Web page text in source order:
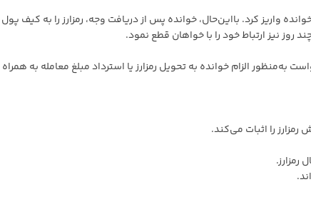
واریز کرد. بااین‌حال، خوانده پس از دریافت وجه، رمزارز را به کیف پول
نیز ارتباط خود را با خواهان قطع نمود.
الزام خوانده به تحویل رمزارز یا استرداد مبلغ معامله به همراه